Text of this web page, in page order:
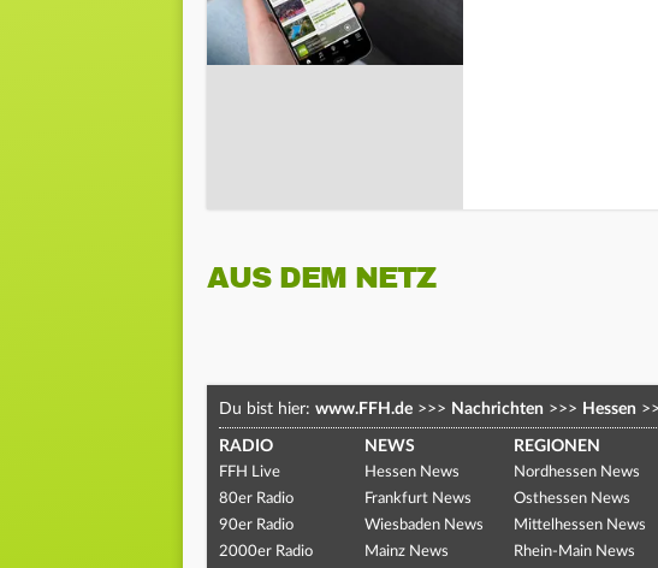
AUS DEM NETZ
Du bist hier: www.FFH.de >>> Nachrichten >>> Hessen
RADIO
FFH Live
80er Radio
90er Radio
2000er Radio
NEWS
Hessen News
Frankfurt News
Wiesbaden News
Mainz News
REGIONEN
Nordhessen News
Osthessen News
Mittelhessen News
Rhein-Main News